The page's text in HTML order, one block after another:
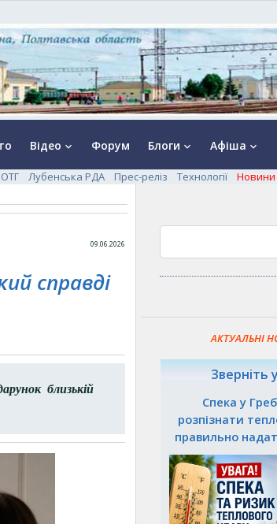
Відео keyboard_arrow_down Форум Блоги keyboard_arrow_down Афіша keyboard_arrow_down
ОТГ Лубенська РДА Прес-реліз Технології
09.06.2026
справді
близькій
АКТУАЛЬНІ
Зверніть
Спека у
розпізнати
правильно